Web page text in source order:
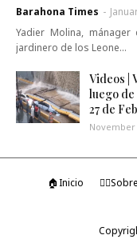
Barahona Times -
Yadier Molina,
jardinero de los Leone…
Videos |
luego de
27 de
November
🏠Inicio